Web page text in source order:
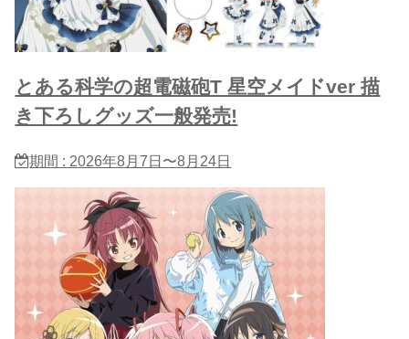
とある科学の超電磁砲T 星​空メイドver 描
き下ろしグッズ一般発売!
期間 : 2026年8月7日〜8月24日